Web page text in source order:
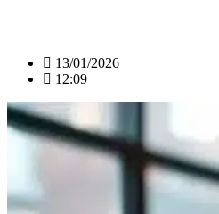
13/01/2026
12:09